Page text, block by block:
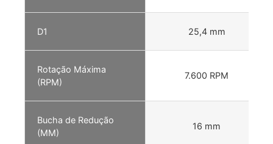
D1 25,4 mm
Rotação Máxima
(RPM)
7.600 RPM
Bucha de Redução
(MM)
16 mm